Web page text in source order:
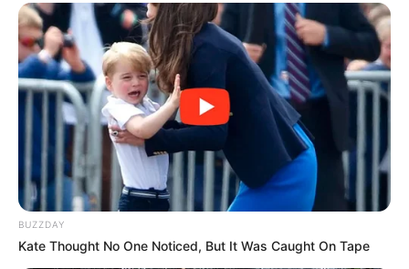
BUZZDAY
Kate Thought No One Noticed, But It Was Caught On Tape